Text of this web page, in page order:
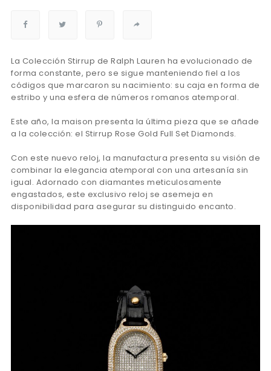
La Colección Stirrup de Ralph Lauren ha evolucionado de
forma constante, pero se sigue manteniendo fiel a los
códigos que marcaron su nacimiento: su caja en forma de
estribo y una esfera de números romanos atemporal.
Este año, la maison presenta la última pieza que se añade
a la colección: el Stirrup Rose Gold Full Set Diamonds.
Con este nuevo reloj, la manufactura presenta su visión de
combinar la elegancia atemporal con una artesanía sin
igual. Adornado con diamantes meticulosamente
engastados, este exclusivo reloj se asemeja en
disponibilidad para asegurar su distinguido encanto.